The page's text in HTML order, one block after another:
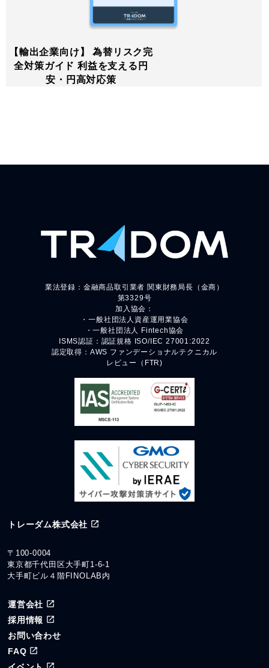
【輸出企業向け】 為替リスク完
全対策ガイド 利益を支える円
安・円高対応策
業法登録：金融商品取引業者 関東財務局長（金商）
第3329号
加入協会：
・一般社団法人資産運用業協会
・一般社団法人 Fintech協会
ISMS認証：認証規格 ISO/IEC 27001:2022
認定取得：AWS ファンデーショナルテクニカル
レビュー（FTR)
トレーダム株式会社
〒100-0004
東京都千代田区大手町1-6-1
大手町ビル４階FINOLAB内
運営会社
採用情報
お問い合わせ
FAQ